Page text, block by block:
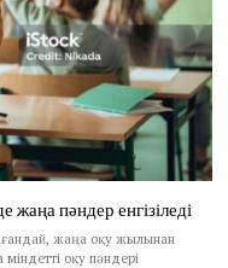
пәндер енгізіледі
жаңа оқу жылынан
оқу пәндері